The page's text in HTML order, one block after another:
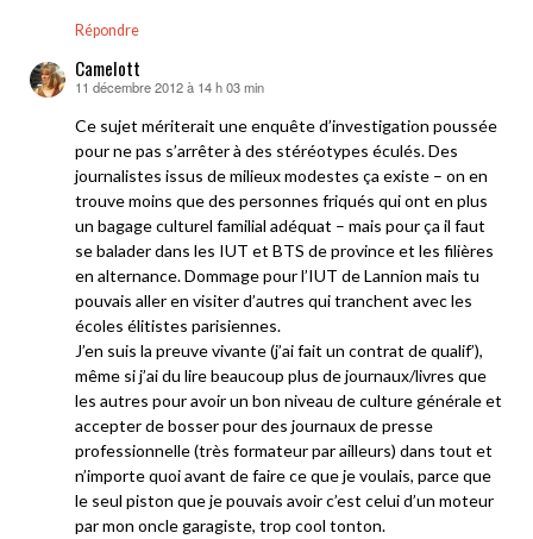
Répondre
Camelott
dit :
11 décembre 2012 à 14 h 03 min
Ce sujet mériterait une enquête d’investigation poussée
pour ne pas s’arrêter à des stéréotypes éculés. Des
journalistes issus de milieux modestes ça existe – on en
trouve moins que des personnes friqués qui ont en plus
un bagage culturel familial adéquat – mais pour ça il faut
se balader dans les IUT et BTS de province et les filières
en alternance. Dommage pour l’IUT de Lannion mais tu
pouvais aller en visiter d’autres qui tranchent avec les
écoles élitistes parisiennes.
J’en suis la preuve vivante (j’ai fait un contrat de qualif’),
même si j’ai du lire beaucoup plus de journaux/livres que
les autres pour avoir un bon niveau de culture générale et
accepter de bosser pour des journaux de presse
professionnelle (très formateur par ailleurs) dans tout et
n’importe quoi avant de faire ce que je voulais, parce que
le seul piston que je pouvais avoir c’est celui d’un moteur
par mon oncle garagiste, trop cool tonton.